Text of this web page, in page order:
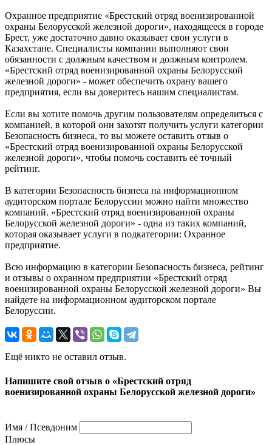
Охранное предприятие «Брестский отряд военизированной
охраны Белорусской железной дороги», находящееся в городе
Брест, уже достаточно давно оказывает свои услуги в
Казахстане. Специалисты компании выполняют свои
обязанности с должным качеством и должным контролем.
«Брестский отряд военизированной охраны Белорусской
железной дороги» - может обеспечить охрану вашего
предприятия, если вы доверитесь нашим специалистам.
Если вы хотите помочь другим пользователям определиться с
компанией, в которой они захотят получить услуги категории
Безопасность бизнеса, то вы можете оставить отзыв о
«Брестский отряд военизированной охраны Белорусской
железной дороги», чтобы помочь составить её точный
рейтинг.
В категории Безопасность бизнеса на информационном
аудиторском портале Белоруссии можно найти множество
компаний. «Брестский отряд военизированной охраны
Белорусской железной дороги» - одна из таких компаний,
которая оказывает услуги в подкатегории: Охранное
предприятие.
Всю информацию в категории Безопасность бизнеса, рейтинг
и отзывы о охранном предприятии «Брестский отряд
военизированной охраны Белорусской железной дороги» Вы
найдете на информационном аудиторском портале
Белоруссии.
Ещё никто не оставил отзыв.
Напишите свой отзыв о «Брестский отряд
военизированной охраны Белорусской железной дороги»
Имя / Псевдоним
Плюсы